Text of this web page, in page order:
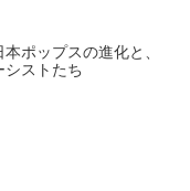
ポップスの進化と、
ストたち